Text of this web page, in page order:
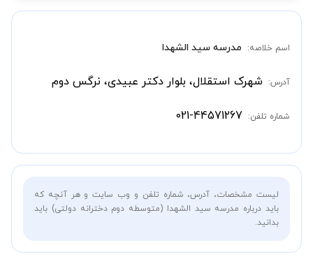
اسم خلاصه: مدرسه سید الشهدا
آدرس: شهرک استقلال، بلوار دکتر عبیدی، نرگس دوم
شماره تلفن: 021-44571267
لیست مشخصات، آدرس، شماره تلفن و وب سایت و هر آنچه که
باید درباره مدرسه سید الشهدا (متوسطه دوم دخترانه دولتی) باید
بدانید.